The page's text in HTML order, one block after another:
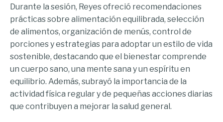
Durante la sesión, Reyes ofreció recomendaciones
prácticas sobre alimentación equilibrada, selección
de alimentos, organización de menús, control de
porciones y estrategias para adoptar un estilo de vida
sostenible, destacando que el bienestar comprende
un cuerpo sano, una mente sana y un espíritu en
equilibrio. Además, subrayó la importancia de la
actividad física regular y de pequeñas acciones diarias
que contribuyen a mejorar la salud general.